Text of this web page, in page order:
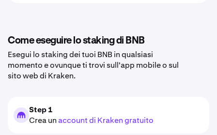
Come eseguire lo staking di BNB
Esegui lo staking dei tuoi BNB in qualsiasi
momento e ovunque ti trovi sull'app mobile o sul
sito web di Kraken.
Step 1
Crea unaccount di Kraken gratuito